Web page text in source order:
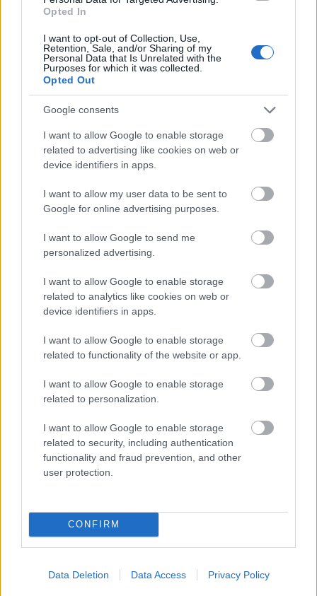
Opted In
I want to opt-out of Collection, Use,
Retention, Sale, and/or Sharing of my
Personal Data that Is Unrelated with the
Purposes for which it was collected.
Opted Out
Google consents
I want to allow Google to enable storage
related to advertising like cookies on web or
device identifiers in apps.
I want to allow my user data to be sent to
Google for online advertising purposes.
I want to allow Google to send me
personalized advertising.
I want to allow Google to enable storage
related to analytics like cookies on web or
device identifiers in apps.
I want to allow Google to enable storage
related to functionality of the website or app.
I want to allow Google to enable storage
related to personalization.
I want to allow Google to enable storage
related to security, including authentication
functionality and fraud prevention, and other
user protection.
CONFIRM
Data Deletion Data Access Privacy Policy
Holder kortene tett
Luusua, som har unngått å vise seg offentlig de
siste åra, vil verken bekrefte eller avkrefte
comeback-ryktene.
– Jeg er først og fremst en arbeidende
familiemann. Jeg har ingen kommentar (til mulig
comeback) verken i den ene eller den andre
retningen. Jeg vil informere dere dersom det er
noe, sier han til Yle.
Luusua er kjent for å ha opprettholdt treningen,
men var ikke interessert i år diskutere det
nærmere.
– Det er generelt veldig deilig å bevege seg.
Ari Luusua under Arefjaellsloppet 2021. Foto: Ski
Meld deg på vårt nyhetsbrev
Meld deg på